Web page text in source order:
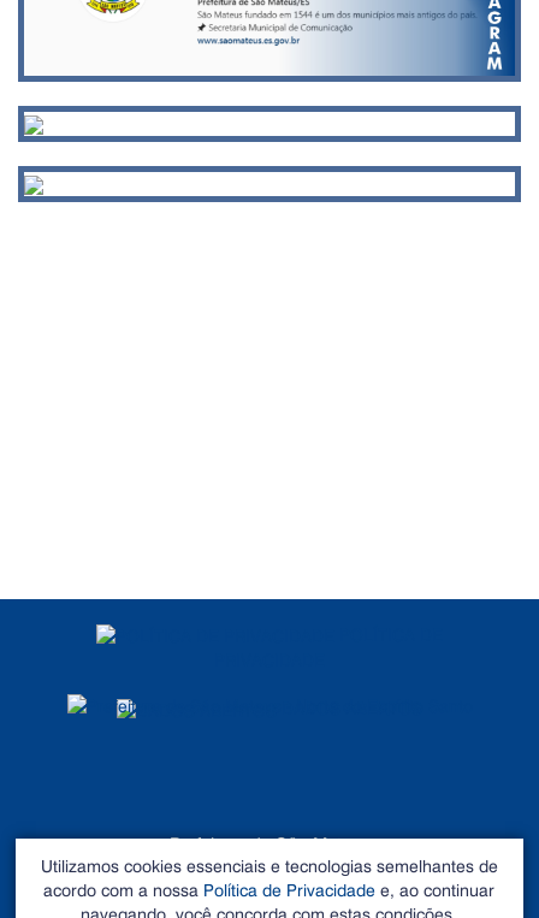
Prefeitura de São Mateus
©2026 - Todos os direitos reservados
Endereço: Rua Alberto Sartório, Nº 404, Carapina - São
Utilizamos cookies essenciais e tecnologias semelhantes de
acordo com a nossa Política de Privacidade e, ao continuar